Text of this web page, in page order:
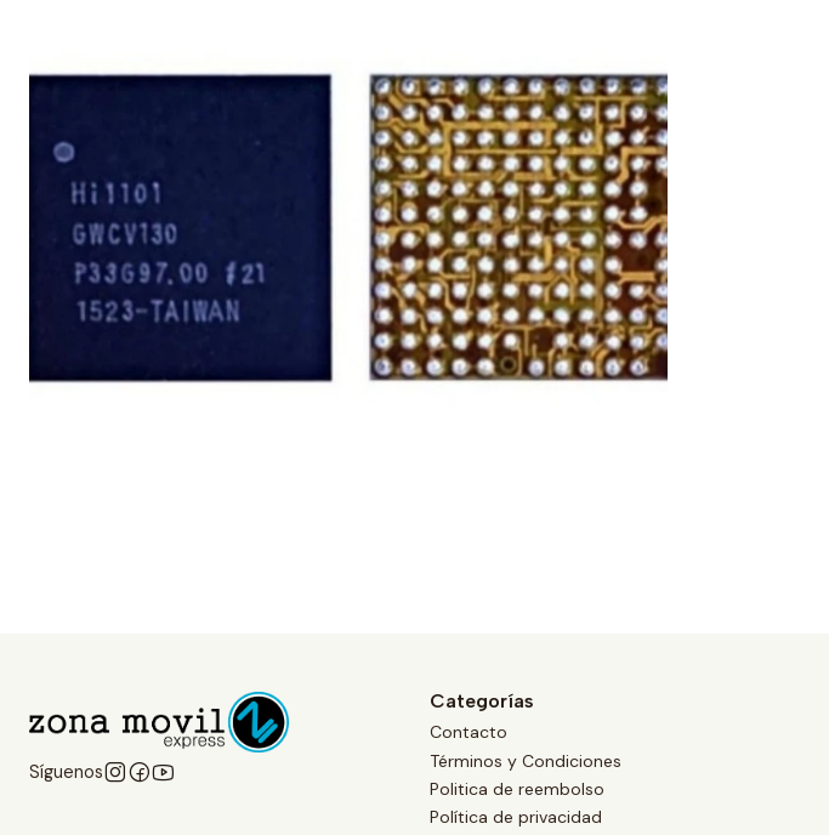
Síguenos
Categorías
Contacto
Términos y Condiciones
Politica de reembolso
Política de privacidad